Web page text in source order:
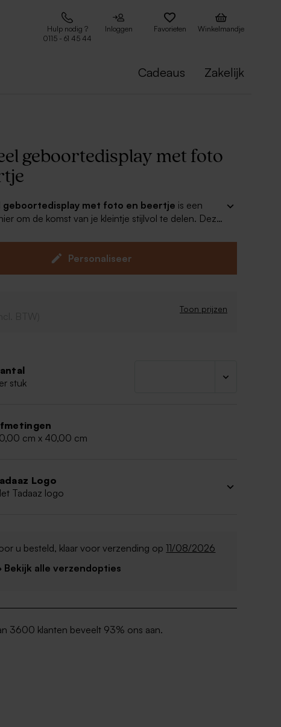
Hulp nodig ?
0115 - 61 45 44
Inloggen Favorieten Winkelmandje
Cadeaus Zakelijk
geboortedisplay met foto
geboortedisplay met foto en beertje is een
om de komst van je kleintje stijlvol te delen. Deze
Ideaal als presentatie voor je bedankjes.
personaliseren met de naam en geboortedatum van
Combineer met matching geboortekaartjes,
Personaliseer
Toon prijzen
BTW)
stuk
cm x 40,00 cm
Logo
Tadaaz logo
u besteld, klaar voor verzending op11/08/2026
Bekijk alle verzendopties
3600 klanten beveelt 93% ons aan.